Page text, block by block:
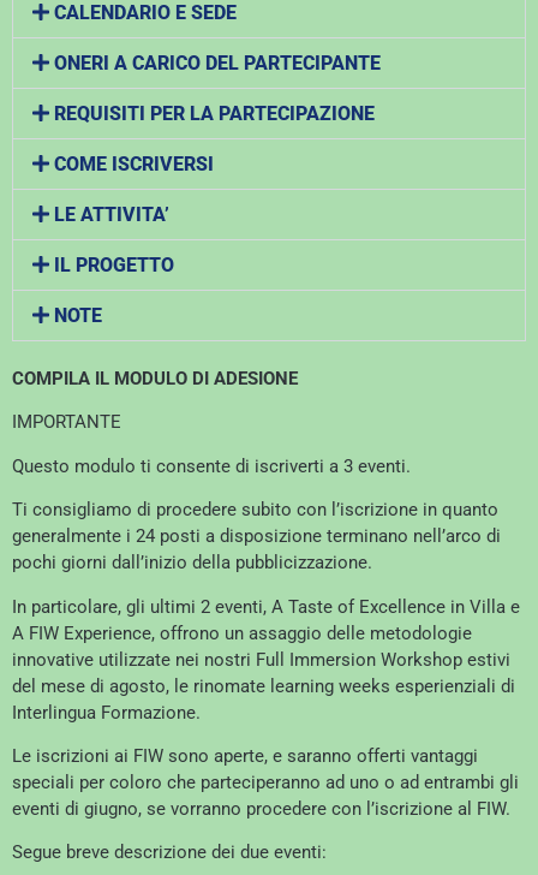
CALENDARIO E SEDE
ONERI A CARICO DEL PARTECIPANTE
REQUISITI PER LA PARTECIPAZIONE
COME ISCRIVERSI
LE ATTIVITA’
IL PROGETTO
NOTE
COMPILA IL MODULO DI ADESIONE
IMPORTANTE
Questo modulo ti consente di iscriverti a 3 eventi.
Ti consigliamo di procedere subito con l’iscrizione in quanto
generalmente i 24 posti a disposizione terminano nell’arco di
pochi giorni dall’inizio della pubblicizzazione.
In particolare, gli ultimi 2 eventi, A Taste of Excellence in Villa e
A FIW Experience, offrono un assaggio delle metodologie
innovative utilizzate nei nostri Full Immersion Workshop estivi
del mese di agosto, le rinomate learning weeks esperienziali di
Interlingua Formazione.
Le iscrizioni ai FIW sono aperte, e saranno offerti vantaggi
speciali per coloro che parteciperanno ad uno o ad entrambi gli
eventi di giugno, se vorranno procedere con l’iscrizione al FIW.
Segue breve descrizione dei due eventi: